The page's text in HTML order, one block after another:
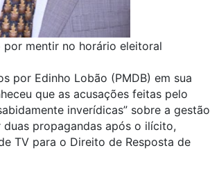
por mentir no horário eleitoral
por Edinho Lobão (PMDB) em sua
que as acusações feitas pelo
inverídicas” sobre a gestão
propagandas após o ilícito,
TV para o Direito de Resposta de